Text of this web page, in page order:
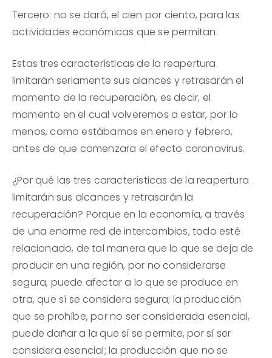
Tercero: no se dará, el cien por ciento, para las
actividades económicas que se permitan.
Estas tres características de la reapertura
limitarán seriamente sus alances y retrasarán el
momento de la recuperación, es decir, el
momento en el cual volveremos a estar, por lo
menos, como estábamos en enero y febrero,
antes de que comenzara el efecto coronavirus.
¿Por qué las tres características de la reapertura
limitarán sus alcances y retrasarán la
recuperación? Porque en la economía, a través
de una enorme red de intercambios, todo esté
relacionado, de tal manera que lo que se deja de
producir en una región, por no considerarse
segura, puede afectar a lo que se produce en
otra, que sí se considera segura; la producción
que se prohíbe, por no ser considerada esencial,
puede dañar a la que sí se permite, por sí ser
considera esencial; la producción que no se